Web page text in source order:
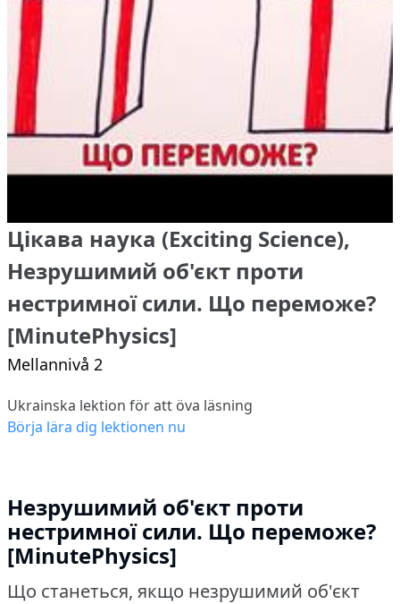
Цікава наука (Exciting Science),
Незрушимий об'єкт проти
нестримної сили. Що переможе?
[MinutePhysics]
Mellannivå 2
Ukrainska lektion för att öva läsning
Börja lära dig lektionen nu
Незрушимий об'єкт проти
нестримної сили. Що переможе?
[MinutePhysics]
Що станеться, якщо незрушимий об'єкт